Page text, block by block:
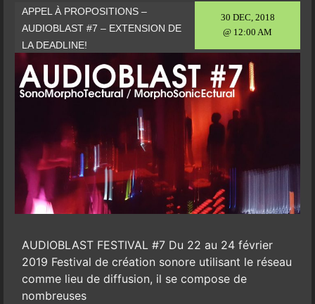
30 DEC, 2018
@ 12:00 AM
APPEL À PROPOSITIONS –
AUDIOBLAST #7 – EXTENSION DE
LA DEADLINE!
AUDIOBLAST FESTIVAL #7 Du 22 au 24 février
2019 Festival de création sonore utilisant le réseau
comme lieu de diffusion, il se compose de
nombreuses